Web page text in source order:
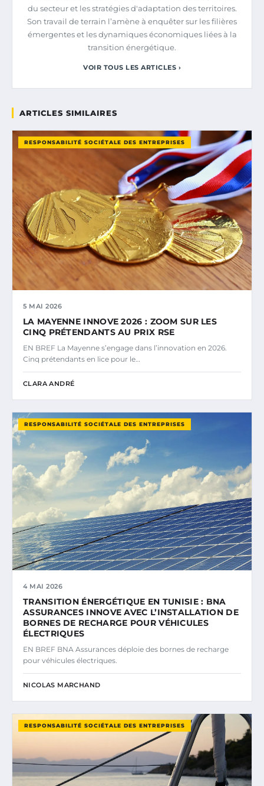
du secteur et les stratégies d'adaptation des territoires.
Son travail de terrain l’amène à enquêter sur les filières
émergentes et les dynamiques économiques liées à la
transition énergétique.
VOIR TOUS LES ARTICLES ›
ARTICLES SIMILAIRES
RESPONSABILITÉ SOCIÉTALE DES ENTREPRISES
5 MAI 2026
LA MAYENNE INNOVE 2026 : ZOOM SUR LES
CINQ PRÉTENDANTS AU PRIX RSE
EN BREF La Mayenne s’engage dans l’innovation en 2026.
Cinq prétendants en lice pour le…
CLARA ANDRÉ
RESPONSABILITÉ SOCIÉTALE DES ENTREPRISES
4 MAI 2026
TRANSITION ÉNERGÉTIQUE EN TUNISIE : BNA
ASSURANCES INNOVE AVEC L’INSTALLATION DE
BORNES DE RECHARGE POUR VÉHICULES
ÉLECTRIQUES
EN BREF BNA Assurances déploie des bornes de recharge
pour véhicules électriques.
NICOLAS MARCHAND
RESPONSABILITÉ SOCIÉTALE DES ENTREPRISES